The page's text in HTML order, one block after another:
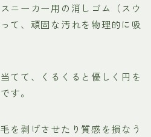
ニーカー用の消しゴム（スウ
て、頑固な汚れを物理的に吸
てて、くるくると優しく円を
す。
を剥げさせたり質感を損なう